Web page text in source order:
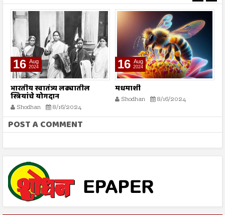
16 Aug
2024
भारतीय स्वातंत्र्य लढ्यातील
स्त्रियांचे योगदान
Shodhan 8/16/2024
16 Aug
2024
मधमाशी
Shodhan 8/16/2024
POST A COMMENT